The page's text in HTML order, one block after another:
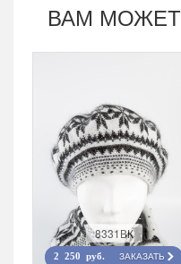
ВАМ МОЖЕТ
8331ВК
2 250 руб. ЗАКАЗАТЬ